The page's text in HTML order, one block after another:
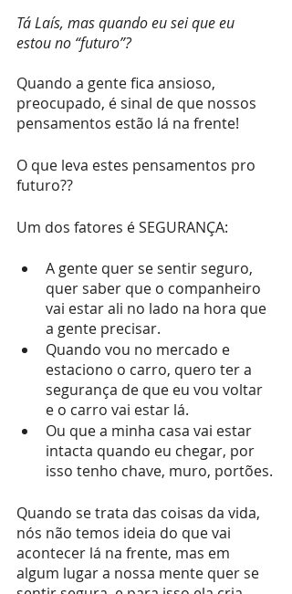
Tá Laís, mas quando eu sei que eu
estou no “futuro”?
Quando a gente fica ansioso,
preocupado, é sinal de que nossos
pensamentos estão lá na frente!
O que leva estes pensamentos pro
futuro??
Um dos fatores é SEGURANÇA:
A gente quer se sentir seguro,
quer saber que o companheiro
vai estar ali no lado na hora que
a gente precisar.
Quando vou no mercado e
estaciono o carro, quero ter a
segurança de que eu vou voltar
e o carro vai estar lá.
Ou que a minha casa vai estar
intacta quando eu chegar, por
isso tenho chave, muro, portões.
Quando se trata das coisas da vida,
nós não temos ideia do que vai
acontecer lá na frente, mas em
algum lugar a nossa mente quer se